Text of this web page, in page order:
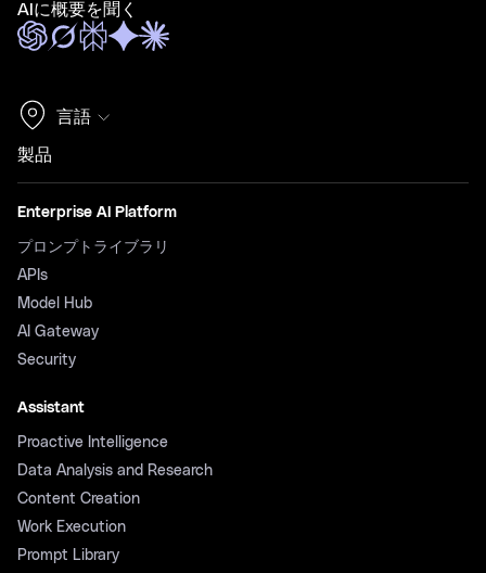
AIに概要を聞く
言語
製品
Enterprise AI Platform
プロンプトライブラリ
APIs
Model Hub
AI Gateway
Security
Assistant
Proactive Intelligence
Data Analysis and Research
Content Creation
Work Execution
Prompt Library